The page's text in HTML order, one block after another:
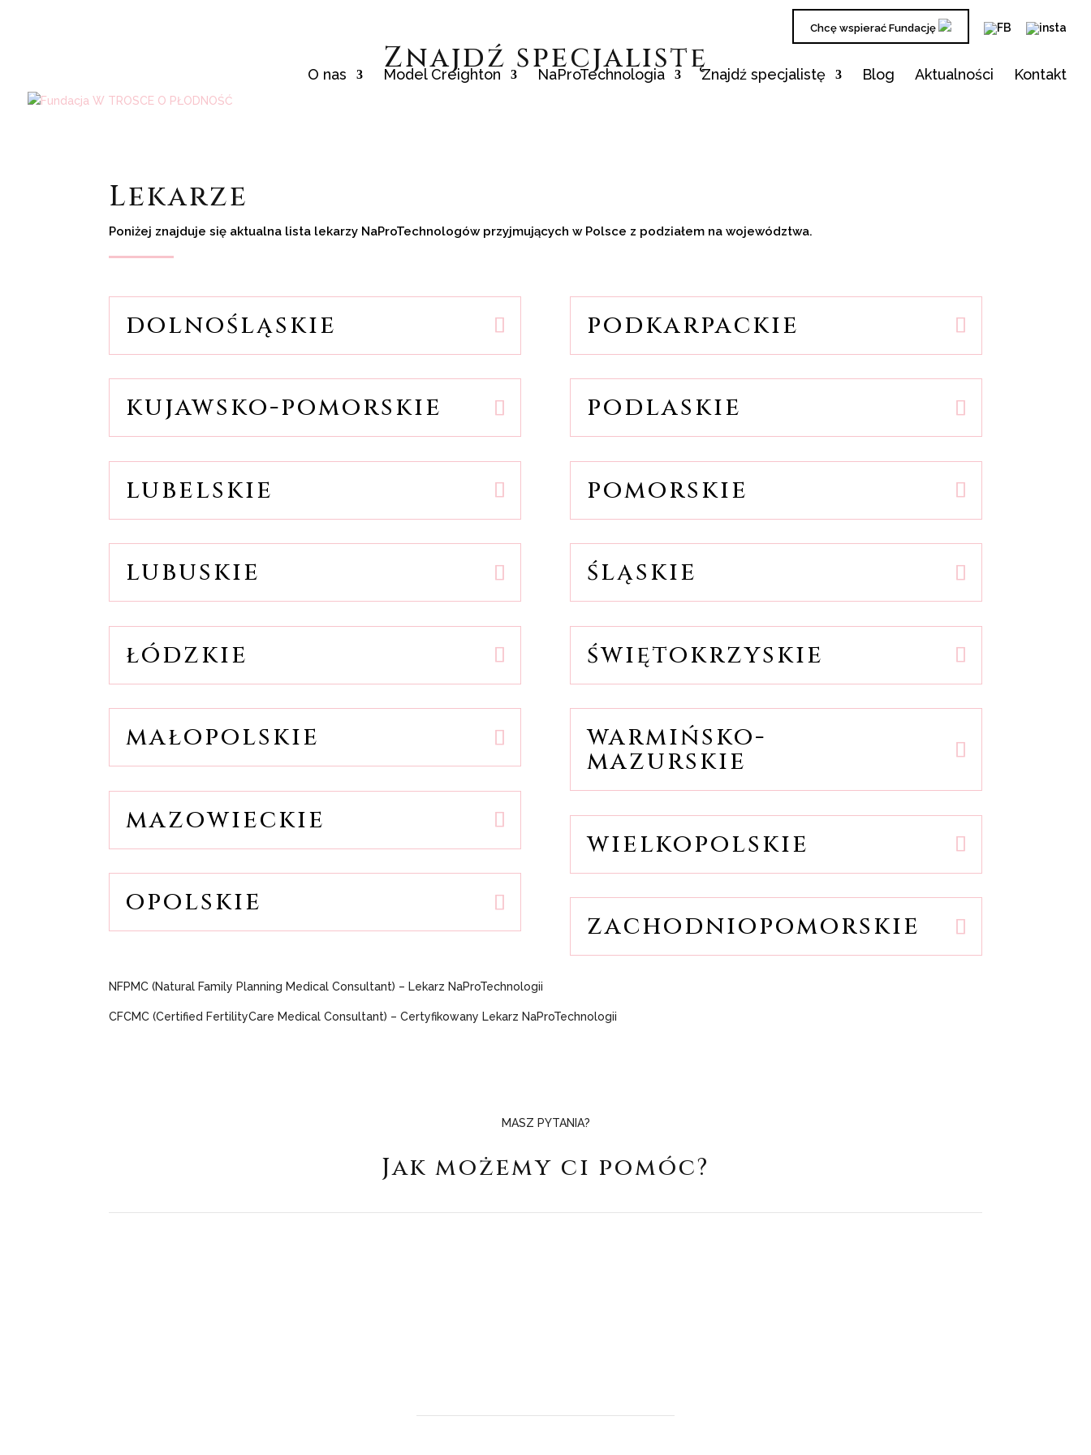
Chcę wspierać Fundację
O nas Model Creighton NaProTechnologia Znajdź specjalistę Blog Aktualności Kontakt
Znajdź specjalistę
Lekarze
Poniżej znajduje się aktualna lista lekarzy NaProTechnologów przyjmujących w Polsce z podziałem na województwa.
dolnośląskie
kujawsko-pomorskie
lubelskie
lubuskie
łódzkie
małopolskie
mazowieckie
opolskie
podkarpackie
podlaskie
pomorskie
śląskie
świętokrzyskie
warmińsko-
mazurskie
wielkopolskie
zachodniopomorskie
NFPMC (Natural Family Planning Medical Consultant) – Lekarz NaProTechnologii
CFCMC (Certified FertilityCare Medical Consultant) – Certyfikowany Lekarz NaProTechnologii
MASZ PYTANIA?
Jak możemy ci pomóc?